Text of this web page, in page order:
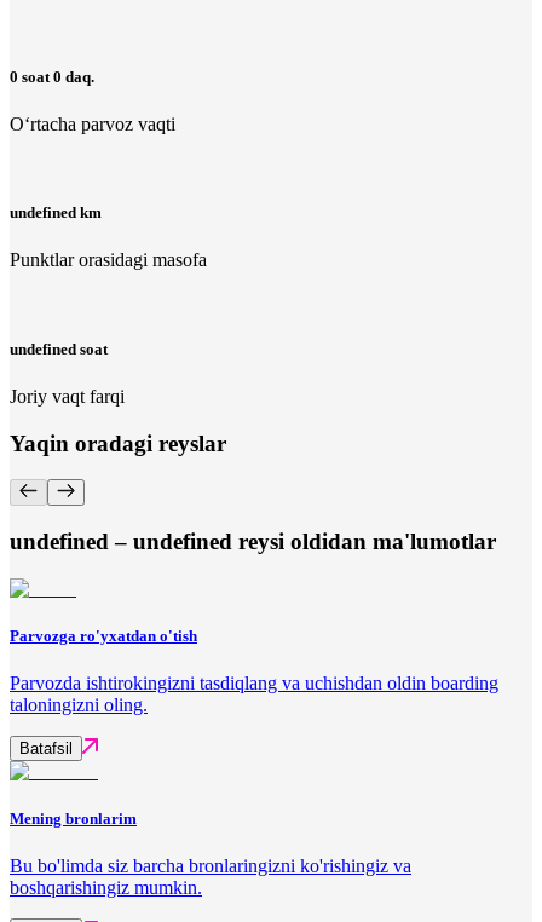
0 soat 0 daq.
O‘rtacha parvoz vaqti
undefined km
Punktlar orasidagi masofa
undefined soat
Joriy vaqt farqi
Yaqin oradagi reyslar
undefined – undefined reysi oldidan ma'lumotlar
Parvozga ro'yxatdan o'tish
Parvozda ishtirokingizni tasdiqlang va uchishdan oldin boarding
taloningizni oling.
Batafsil
Mening bronlarim
Bu bo'limda siz barcha bronlaringizni ko'rishingiz va
boshqarishingiz mumkin.